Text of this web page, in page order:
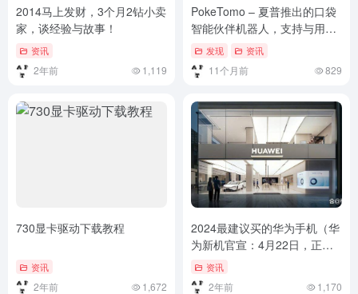
2014马上发财，3个月2钻小卖
家，谈经验与故事！
资讯
2年前 1,119
PokeTomo – 夏普推出的口袋
智能伙伴机器人，支持与用户
进行自然对话
发现 资讯
11个月前 829
730显卡驱动下载教程
资讯
2年前 1,672
2024最建议买的华为手机（华
为新机官宣：4月22日，正式
开售）华为新机官宣：4月22
日，正式开售
资讯
2年前 1,170